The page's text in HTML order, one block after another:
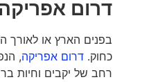
דרום
כחוק.דרום אפריקה
רחב של יקבים וחיות